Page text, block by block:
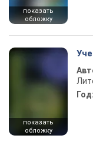
показать
обложку
показать
обложку
Год: